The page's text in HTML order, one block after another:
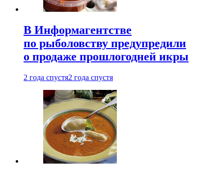
В Информагентстве
по рыболовству предупредили
о продаже прошлогодней икры
2 года спустя2 года спустя